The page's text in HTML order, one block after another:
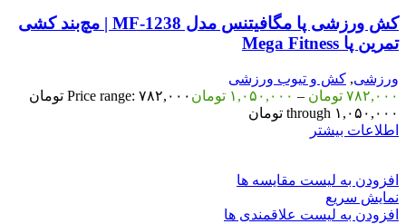
کش ورزشی پا مگافیتنس مدل MF‑1238 | مچ‌بند کشی
تمرین پا Mega Fitness
ورزشی, کش و تیوب ورزشی
۷۸۲,۰۰۰ تومان – ۱,۰۵۰,۰۰۰ تومان
Price range: ۷۸۲,۰۰۰ تومان
through ۱,۰۵۰,۰۰۰ تومان
اطلاعات بیشتر
افزودن به لیست مقایسه ها
نمایش سریع
افزودن به لیست علاقمندی ها